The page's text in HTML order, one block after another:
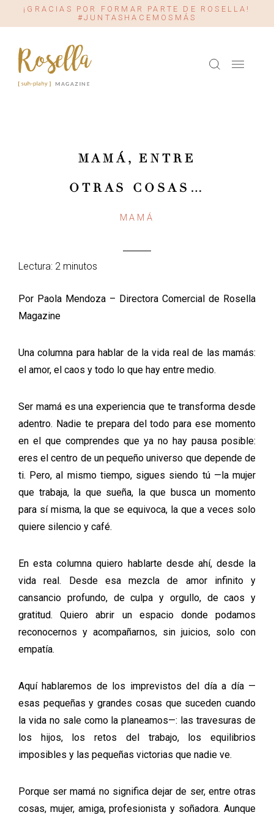
¡GRACIAS POR FORMAR PARTE DE ROSELLA!
#JUNTASHACEMOSMÁS
MAMÁ, ENTRE
OTRAS COSAS…
MAMÁ
Lectura: 2 minutos
Por Paola Mendoza – Directora Comercial de Rosella
Magazine
Una columna para hablar de la vida real de las mamás:
el amor, el caos y todo lo que hay entre medio.
Ser mamá es una experiencia que te transforma desde
adentro. Nadie te prepara del todo para ese momento
en el que comprendes que ya no hay pausa posible:
eres el centro de un pequeño universo que depende de
ti. Pero, al mismo tiempo, sigues siendo tú —la mujer
que trabaja, la que sueña, la que busca un momento
para sí misma, la que se equivoca, la que a veces solo
quiere silencio y café.
En esta columna quiero hablarte desde ahí, desde la
vida real. Desde esa mezcla de amor infinito y
cansancio profundo, de culpa y orgullo, de caos y
gratitud. Quiero abrir un espacio donde podamos
reconocernos y acompañarnos, sin juicios, solo con
empatía.
Aquí hablaremos de los imprevistos del día a día —
esas pequeñas y grandes cosas que suceden cuando
la vida no sale como la planeamos—: las travesuras de
los hijos, los retos del trabajo, los equilibrios
imposibles y las pequeñas victorias que nadie ve.
Porque ser mamá no significa dejar de ser, entre otras
cosas, mujer, amiga, profesionista y soñadora. Aunque